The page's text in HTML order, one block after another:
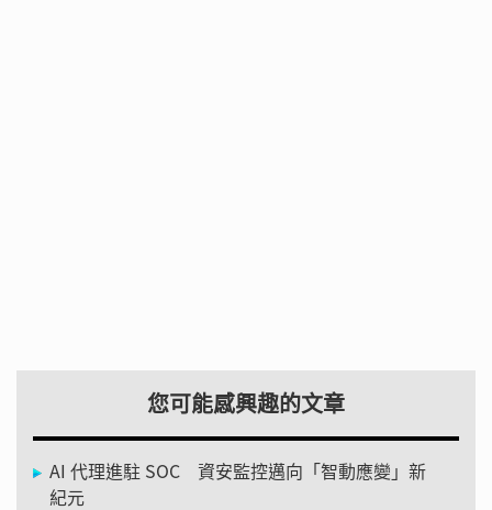
您可能感興趣的文章
AI 代理進駐 SOC 資安監控邁向「智動應變」新
紀元